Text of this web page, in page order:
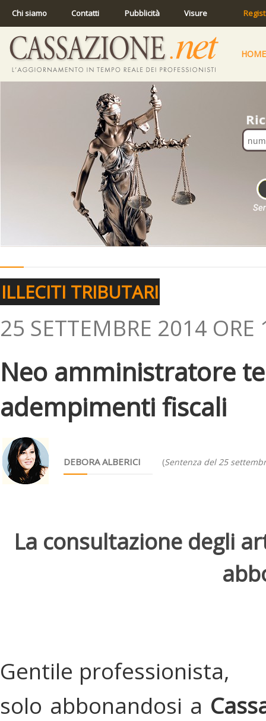
Chi siamo Contatti Pubblicità Visure
HOME
ILLECITI TRIBUTARI
25 SETTEMBRE 2014 ORE
Neo amministratore
adempimenti fiscali
DEBORA ALBERICI (Sentenza del 25
La consultazione degli
Gentile professionista,
solo abbonandosi a